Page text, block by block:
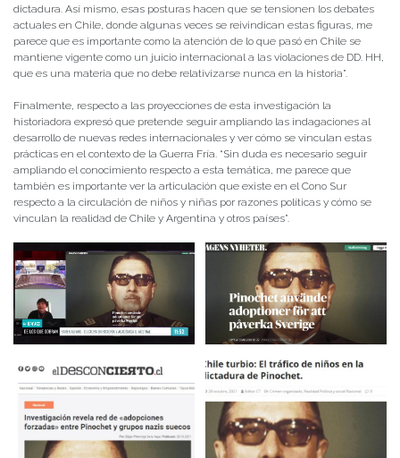
dictadura. Así mismo, esas posturas hacen que se tensionen los debates
actuales en Chile, donde algunas veces se reivindican estas figuras, me
parece que es importante como la atención de lo que pasó en Chile se
mantiene vigente como un juicio internacional a las violaciones de DD. HH,
que es una materia que no debe relativizarse nunca en la historia”.
Finalmente, respecto a las proyecciones de esta investigación la
historiadora expresó que pretende seguir ampliando las indagaciones al
desarrollo de nuevas redes internacionales y ver cómo se vinculan estas
prácticas en el contexto de la Guerra Fría. “Sin duda es necesario seguir
ampliando el conocimiento respecto a esta temática, me parece que
también es importante ver la articulación que existe en el Cono Sur
respecto a la circulación de niños y niñas por razones políticas y cómo se
vinculan la realidad de Chile y Argentina y otros países”.